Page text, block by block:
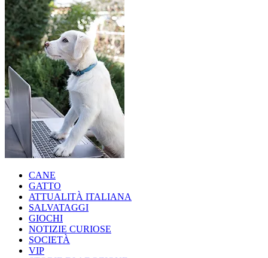
CANE
GATTO
ATTUALITÀ ITALIANA
SALVATAGGI
GIOCHI
NOTIZIE CURIOSE
SOCIETÀ
VIP